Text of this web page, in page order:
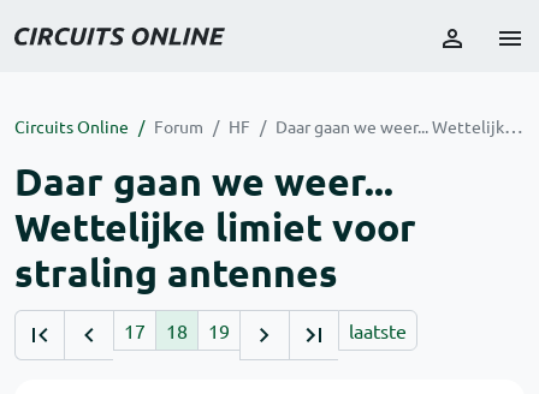
Circuits Online Forum HF Daar gaan we weer... Wettelijke limiet voor straling antennes
Daar gaan we weer...
Wettelijke limiet voor
straling antennes
17 18 19 laatste